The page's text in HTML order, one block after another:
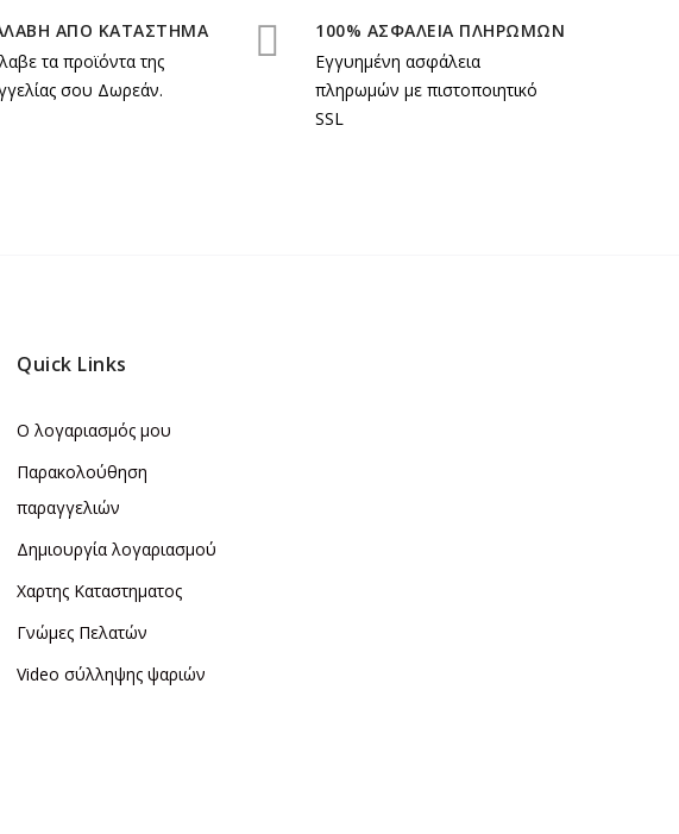
ΑΠΟ ΚΑΤΑΣΤΗΜΑ
τα προϊόντα της
σου Δωρεάν.
100% ΑΣΦΑΛΕΙΑ ΠΛΗΡΩΜΩΝ
Εγγυημένη ασφάλεια
πληρωμών με πιστοποιητικό
SSL
Quick Links
Ο λογαριασμός μου
Παρακολούθηση
παραγγελιών
Δημιουργία λογαριασμού
Χαρτης Καταστηματος
Γνώμες Πελατών
Video σύλληψης ψαριών